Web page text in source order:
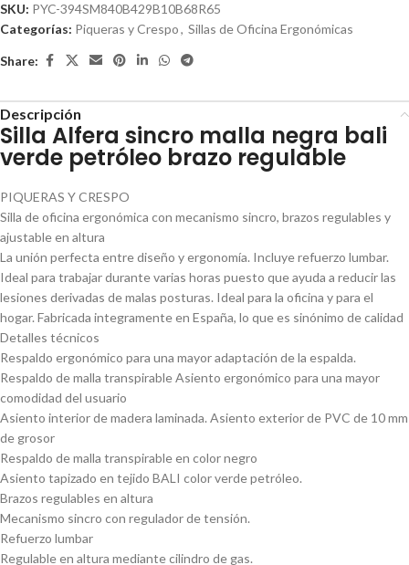
SKU: PYC-394SM840B429B10B68R65
Categorías: Piqueras y Crespo, Sillas de Oficina Ergonómicas
Share:
Descripción
Silla Alfera sincro malla negra bali
verde petróleo brazo regulable
PIQUERAS Y CRESPO
Silla de oficina ergonómica con mecanismo sincro, brazos regulables y
ajustable en altura
La unión perfecta entre diseño y ergonomía. Incluye refuerzo lumbar.
Ideal para trabajar durante varias horas puesto que ayuda a reducir las
lesiones derivadas de malas posturas. Ideal para la oficina y para el
hogar. Fabricada integramente en España, lo que es sinónimo de calidad
Detalles técnicos
Respaldo ergonómico para una mayor adaptación de la espalda.
Respaldo de malla transpirable Asiento ergonómico para una mayor
comodidad del usuario
Asiento interior de madera laminada. Asiento exterior de PVC de 10 mm
de grosor
Respaldo de malla transpirable en color negro
Asiento tapizado en tejido BALI color verde petróleo.
Brazos regulables en altura
Mecanismo sincro con regulador de tensión.
Refuerzo lumbar
Regulable en altura mediante cilindro de gas.